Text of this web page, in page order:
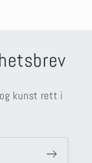
kunst rett i